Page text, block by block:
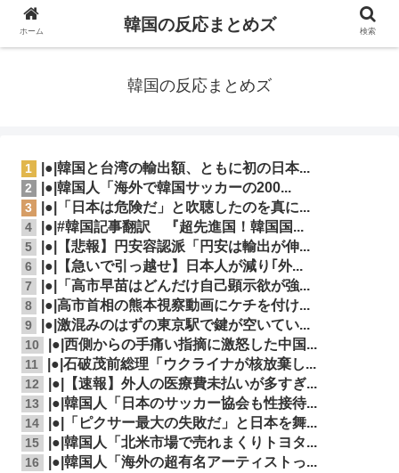
韓国の反応まとめズ
1 |●|韓国と台湾の輸出額、ともに初の日本...
2 |●|韓国人「海外で韓国サッカーの200...
3 |●|「日本は危険だ」と吹聴したのを真に...
4 |●|#韓国記事翻訳 『超先進国！韓国国...
5 |●|【悲報】円安容認派「円安は輸出が伸...
6 |●|【急いで引っ越せ】日本人が減り｢外...
7 |●|「高市早苗はどんだけ自己顕示欲が強...
8 |●|高市首相の熊本視察動画にケチを付け...
9 |●|激混みのはずの東京駅で鍵が空いてい...
10 |●|西側からの手痛い指摘に激怒した中国...
11 |●|石破茂前総理「ウクライナが核放棄し...
12 |●|【速報】外人の医療費未払いが多すぎ...
13 |●|韓国人「日本のサッカー協会も性接待...
14 |●|「ピクサー最大の失敗だ」と日本を舞...
15 |●|韓国人「北米市場で売れまくりトヨタ...
16 |●|韓国人「海外の超有名アーティストっ...
ホーム 韓国の反応まとめズ 検索